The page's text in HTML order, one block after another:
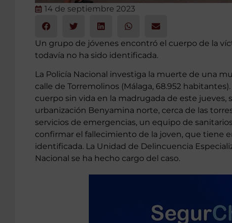
14 de septiembre 2023
todavía no ha sido identificada.
La Policía Nacional investiga la muerte de una
calle de Torremolinos (Málaga, 68.952
cuerpo sin vida en la madrugada de este jueves,
urbanización Benyamina norte, cerca de las torres
servicios de emergencias, un equipo de
confirmar el fallecimiento de la joven, que tiene